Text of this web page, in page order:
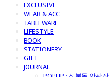
EXCLUSIVE
WEAR & ACC
TABLEWARE
LIFESTYLE
BOOK
STATIONERY
GIFT
JOURNAL